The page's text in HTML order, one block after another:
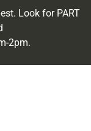
Look for PART
2pm.